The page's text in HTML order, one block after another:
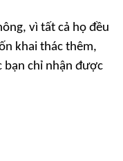
vì tất cả họ đều
khai thác thêm,
bạn chỉ nhận được